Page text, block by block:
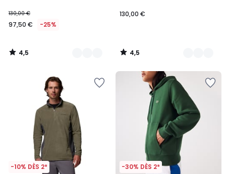
130,00 €
97,50 € -25%
4,5
/
130,00 €
4,5
/
-10% DÈS 2* -30% DÈS 2*